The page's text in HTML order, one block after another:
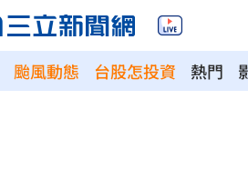
颱風動態 台股怎投資 熱門